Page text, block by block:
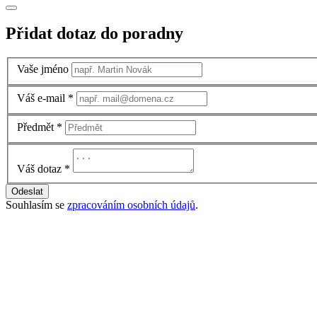
Přidat dotaz do poradny
Vaše jméno
Váš e-mail *
Předmět *
Váš dotaz *
Odeslat
Souhlasím se zpracováním osobních údajů.